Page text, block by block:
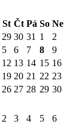
St Čt Pá So Ne
29 30 31 1
2
5 6 7 8
9
12 13 14 15 16
19 20 21 22 23
26 27 28 29 30
2 3 4 5 6